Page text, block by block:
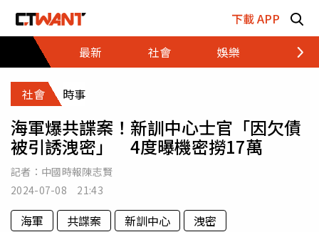
下載 APP
最新
社會 娛樂 財經
社會 時事
海軍爆共諜案！新訓中心士官「因欠債
被引誘洩密」 4度曝機密撈17萬
記者： 中國時報陳志賢
2024-07-08 21:43
海軍 共諜案 新訓中心 洩密